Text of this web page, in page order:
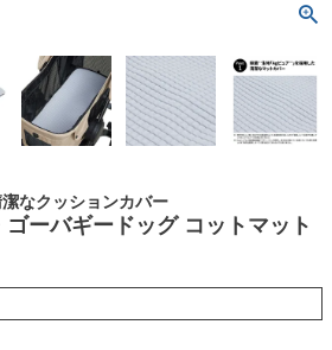
なクッションカバー
ーバギードッグ コットマット